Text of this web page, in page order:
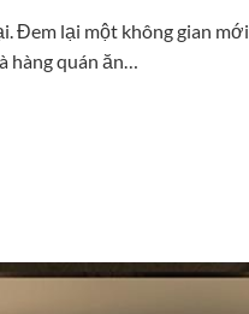
Đem lại một không gian
hàng quán ăn…